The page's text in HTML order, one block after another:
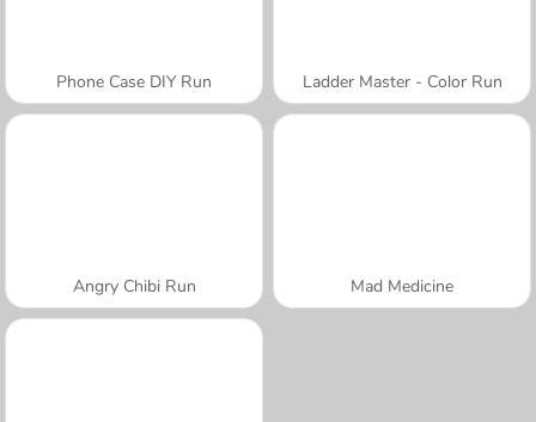
Phone Case DIY Run Ladder Master - Color Run
Angry Chibi Run Mad Medicine